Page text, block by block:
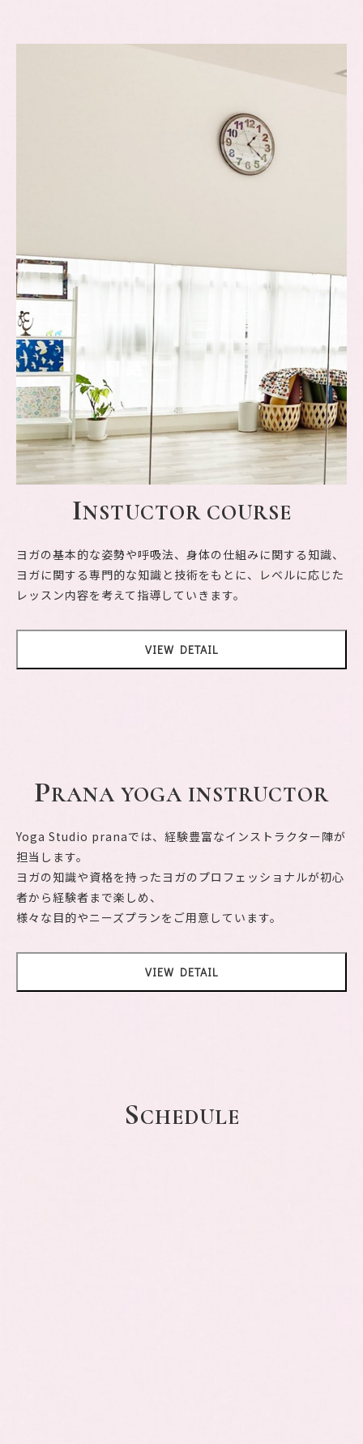
INSTUCTOR COURSE
ヨガの基本的な姿勢や呼吸法、身体の仕組みに関する知識、
ヨガに関する専門的な知識と技術をもとに、レベルに応じた
レッスン内容を考えて指導していきます。
VIEW DETAIL
PRANA YOGA INSTRUCTOR
Yoga Studio pranaでは、経験豊富なインストラクター陣が
担当します。
ヨガの知識や資格を持ったヨガのプロフェッショナルが初心
者から経験者まで楽しめ、
様々な目的やニーズプランをご用意しています。
VIEW DETAIL
SCHEDULE